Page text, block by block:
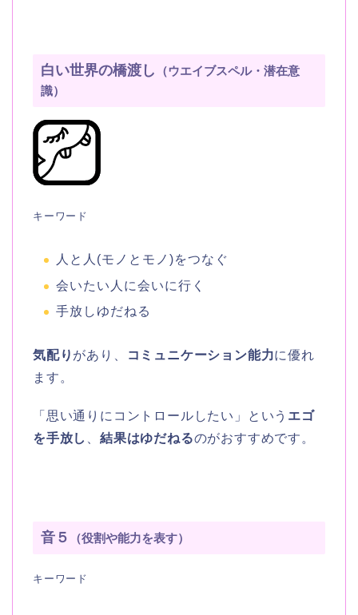
白い世界の橋渡し
（ウエイブスペル・潜在意
識）
キーワード
人と人(モノとモノ)をつなぐ
会いたい人に会いに行く
手放しゆだねる
気配り があり、 コミュニケーション能力に優れ
ます。
「思い通りにコントロールしたい」という エゴ
を手放し
、結果はゆだねるのがおすすめです。
音５ （役割や能力を表す）
キーワード